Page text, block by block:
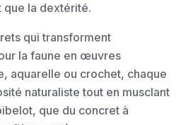
que la dextérité.
qui transforment
la faune en œuvres
aquarelle ou crochet, chaque
naturaliste tout en musclant
que du concret à